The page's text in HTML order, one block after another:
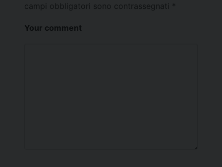
campi obbligatori sono contrassegnati *
Your comment